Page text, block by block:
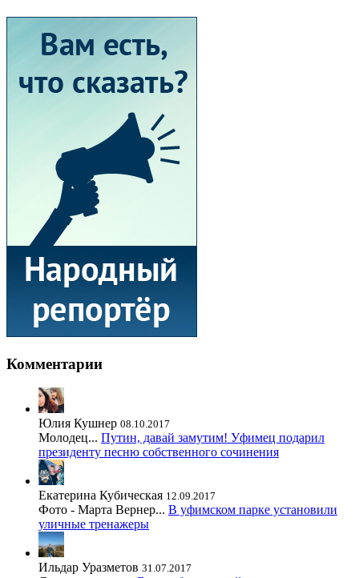
Комментарии
Юлия Кушнер 08.10.2017
Молодец... Путин, давай замутим! Уфимец подарил
президенту песню собственного сочинения
Екатерина Кубическая 12.09.2017
Фото - Марта Вернер... В уфимском парке установили
уличные тренажеры
Ильдар Уразметов 31.07.2017